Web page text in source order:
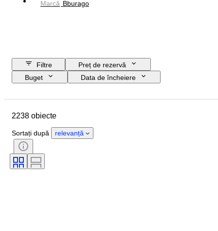
Marcă Bburago
Filtre
Preț de rezervă
Buget
Data de încheiere
Stare
Stil
Ediție
Limbă
Scală
Echipă- sportivă
2238 obiecte
Sortați după relevanță